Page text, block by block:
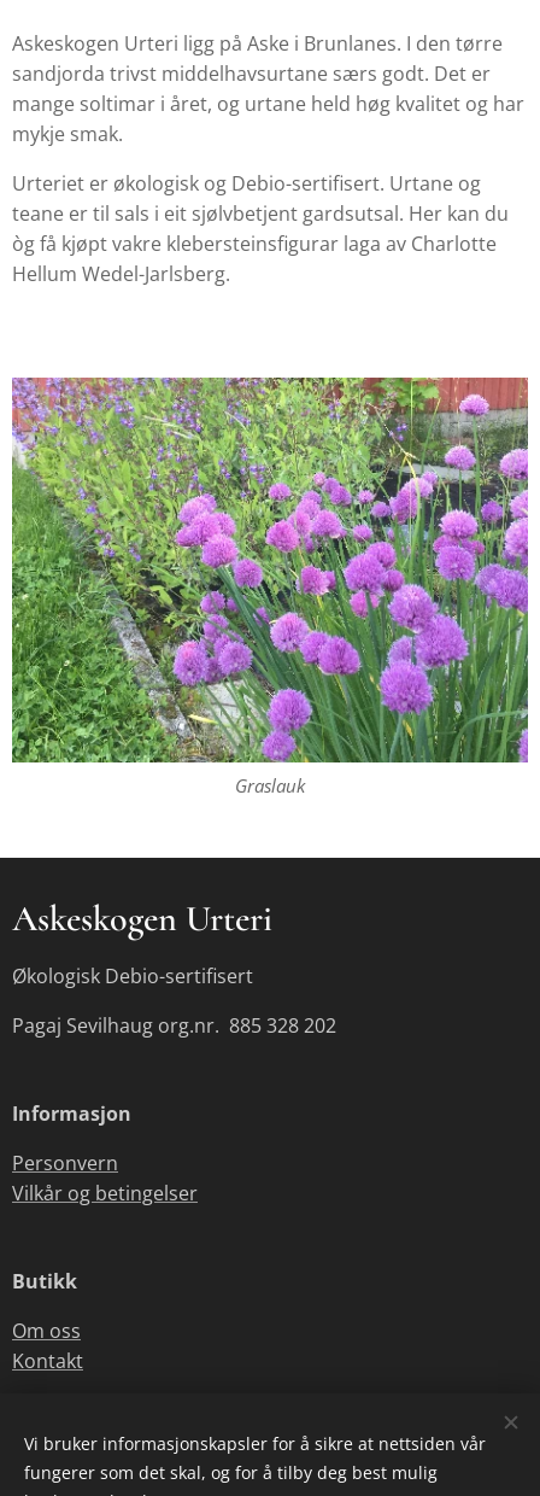
Askeskogen Urteri ligg på Aske i Brunlanes. I den tørre
sandjorda trivst middelhavsurtane særs godt. Det er
mange soltimar i året, og urtane held høg kvalitet og har
mykje smak.
Urteriet er økologisk og Debio-sertifisert. Urtane og
teane er til sals i eit sjølvbetjent gardsutsal. Her kan du
òg få kjøpt vakre klebersteinsfigurar laga av Charlotte
Hellum Wedel-Jarlsberg.
Graslauk
Askeskogen Urteri
Økologisk Debio-sertifisert
Pagaj Sevilhaug org.nr. 885 328 202
Informasjon
Personvern
Vilkår og betingelser
Butikk
Om oss
Kontakt
E-post:sevilhau@online.no
Telefonnummer:+47 92854468
Vi bruker informasjonskapsler for å sikre at nettsiden vår
fungerer som det skal, og for å tilby deg best mulig